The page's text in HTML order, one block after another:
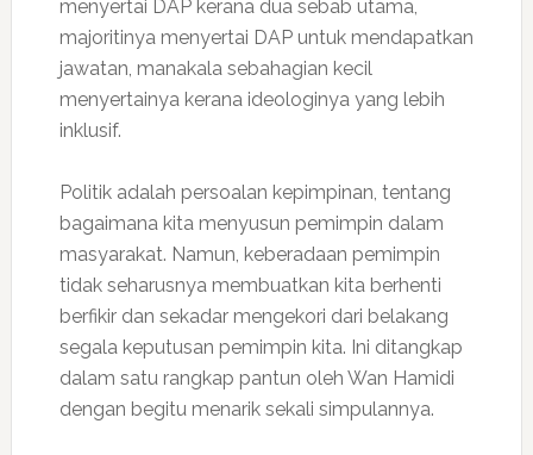
menyertai DAP kerana dua sebab utama,
majoritinya menyertai DAP untuk mendapatkan
jawatan, manakala sebahagian kecil
menyertainya kerana ideologinya yang lebih
inklusif.
Politik adalah persoalan kepimpinan, tentang
bagaimana kita menyusun pemimpin dalam
masyarakat. Namun, keberadaan pemimpin
tidak seharusnya membuatkan kita berhenti
berfikir dan sekadar mengekori dari belakang
segala keputusan pemimpin kita. Ini ditangkap
dalam satu rangkap pantun oleh Wan Hamidi
dengan begitu menarik sekali simpulannya.